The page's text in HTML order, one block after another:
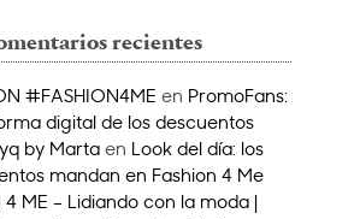
recientes
#FASHION4ME en PromoFans:
digital de los descuentos
by Marta en Look del día: los
mandan en Fashion 4 Me
4 ME – Lidiando con la moda |